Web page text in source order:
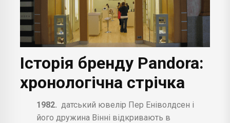
Історія бренду Pandora:
хронологічна стрічка
1982. датський ювелір Пер Еніволдсен і
його дружина Вінні відкривають в